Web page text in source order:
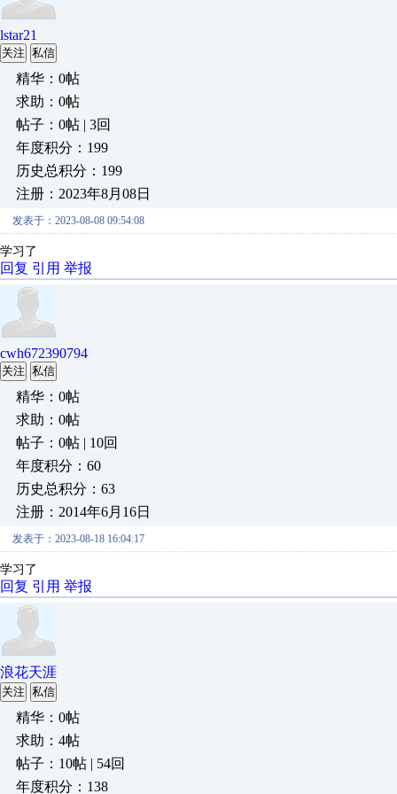
lstar21
关注 私信
精华：0帖
求助：0帖
帖子：0帖 | 3回
年度积分：199
历史总积分：199
注册：2023年8月08日
发表于：2023-08-08 09:54:08
学习了
回复 引用 举报
cwh672390794
关注 私信
精华：0帖
求助：0帖
帖子：0帖 | 10回
年度积分：60
历史总积分：63
注册：2014年6月16日
发表于：2023-08-18 16:04:17
学习了
回复 引用 举报
浪花天涯
关注 私信
精华：0帖
求助：4帖
帖子：10帖 | 54回
年度积分：138